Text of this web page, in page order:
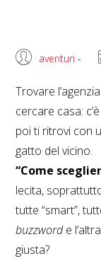
aventuri -
Trovare
cercare casa:
poi ti ritrovi con
gatto del vicino.
“Come
lecita,
tutte “smart”,
buzzworde
giusta?